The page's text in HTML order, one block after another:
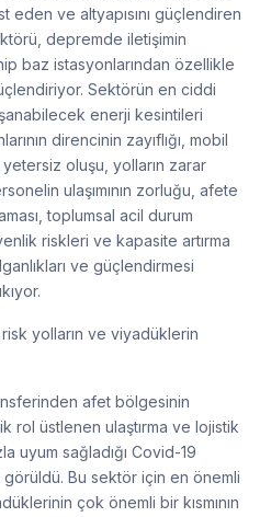
ve altyapısını güçlendiren
depremde iletişimin
baz istasyonlarından özellikle
Sektörün en ciddi
enerji kesintileri
direncinin zayıflığı, mobil
oluşu, yolların zarar
ulaşımının zorluğu, afete
toplumsal acil durum
riskleri ve kapasite artırma
ve güçlendirmesi
yolların ve viyadüklerin
afet bölgesinin
rol üstlenen ulaştırma ve lojistik
uyum sağladığı Covid-19
Bu sektör için en önemli
çok önemli bir kısmının